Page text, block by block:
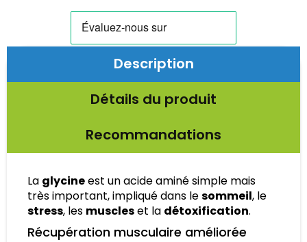
Description
Détails du produit
Recommandations
La glycineest un acide aminé simple mais
très important, impliqué dans lesommeil, le
stress, les muscleset la détoxification.
Récupération musculaire améliorée